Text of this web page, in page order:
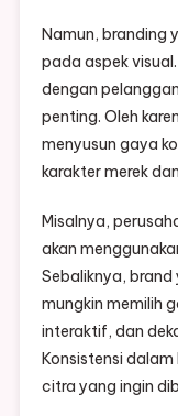
Namun, branding
pada aspek
dengan
penting. Oleh
menyusun gaya
karakter merek
Misalnya,
akan
Sebaliknya,
mungkin memilih
interaktif, dan
Konsistensi
citra yang ingin